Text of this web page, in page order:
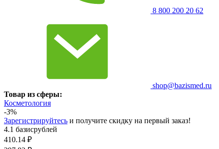
8 800 200 20 62
shop@bazismed.ru
Товар из сферы:
Косметология
-3%
Зарегистрируйтесь и получите скидку на первый заказ!
4.1 базисрублей
410.14 ₽